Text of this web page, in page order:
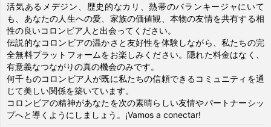
活気あるメデジン、歴史的なカリ、熱帯のバランキージャにいて
も、あなたの人生への愛、家族の価値観、本物の友情を共有する相
性の良いコロンビア人と出会ってください。
伝説的なコロンビアの温かさと友好性を体験しながら、私たちの完
全無料プラットフォームをお楽しみください。隠れた料金はなく、
有意義なつながりの真の機会のみです。
何千ものコロンビア人が既に私たちの信頼できるコミュニティを通
じて美しい関係を築いています。
コロンビアの精神があなたを次の素晴らしい友情やパートナーシッ
プへと導くようにしましょう。¡Vamos a conectar!